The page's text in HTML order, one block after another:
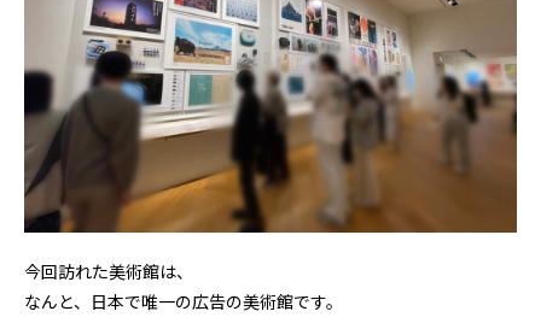
今回訪れた美術館は、
なんと、日本で唯一の広告の美術館です。